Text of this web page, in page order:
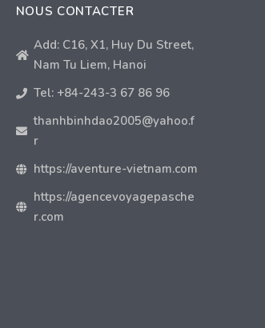
NOUS CONTACTER
Add: C16, X1, Huy Du Street,
Nam Tu Liem, Hanoi
Tel: +84-243-3 67 86 96
thanhbinhdao2005@yahoo.f
r
https://aventure-vietnam.com
https://agencevoyagepasche
r.com